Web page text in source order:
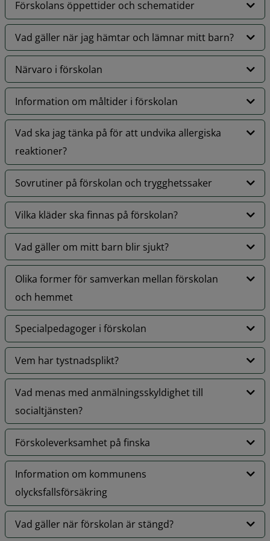
Förskolans öppettider och schematider
Vad gäller när jag hämtar och lämnar mitt barn?
Närvaro i förskolan
Information om måltider i förskolan
Vad ska jag tänka på för att undvika allergiska
reaktioner?
Sovrutiner på förskolan och trygghetssaker
Vilka kläder ska finnas på förskolan?
Vad gäller om mitt barn blir sjukt?
Olika former för samverkan mellan förskolan
och hemmet
Specialpedagoger i förskolan
Vem har tystnadsplikt?
Vad menas med anmälningsskyldighet till
socialtjänsten?
Förskoleverksamhet på finska
Information om kommunens
olycksfallsförsäkring
Vad gäller när förskolan är stängd?